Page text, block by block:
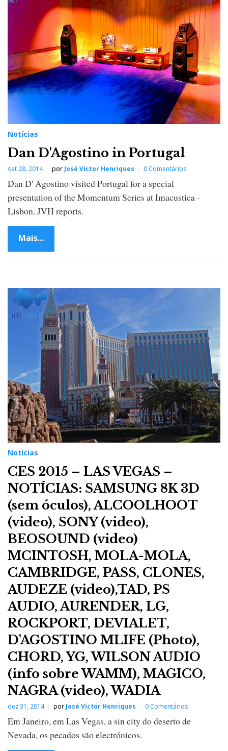
c
i
Notícias
Dan D'Agostino in Portugal
set 28, 2014 por José Victor Henriques 0 Comentários
Dan D' Agostino visited Portugal for a special
presentation of the Momentum Series at Imacustica -
Lisbon. JVH reports.
Mais...
Notícias
CES 2015 – LAS VEGAS –
NOTÍCIAS: SAMSUNG 8K 3D
(sem óculos), ALCOOLHOOT
(video), SONY (video),
BEOSOUND (video)
MCINTOSH, MOLA-MOLA,
CAMBRIDGE, PASS, CLONES,
AUDEZE (video),TAD, PS
AUDIO, AURENDER, LG,
ROCKPORT, DEVIALET,
D'AGOSTINO MLIFE (Photo),
CHORD, YG, WILSON AUDIO
(info sobre WAMM), MAGICO,
NAGRA (video), WADIA
dez 31, 2014 por José Victor Henriques 0 Comentários
Em Janeiro, em Las Vegas, a sin city do deserto de
Nevada, os pecados são electrónicos.